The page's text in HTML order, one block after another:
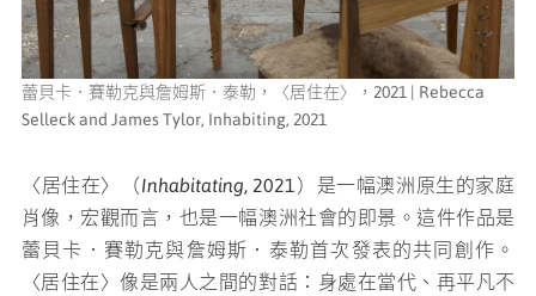
蕾貝卡．賽勒克與詹姆斯．泰勒，〈居住在〉，2021 | Rebecca
Selleck and James Tylor, Inhabiting, 2021
〈居住在〉（Inhabitating, 2021）是一幅澳洲原生的家庭
肖像，宏觀而言，也是一幅澳洲社會的即景。這件作品是
蕾貝卡．賽勒克與詹姆斯．泰勒首次發表的共同創作。
〈居住在〉像是兩人之間的對話：身處在當代、再平凡不